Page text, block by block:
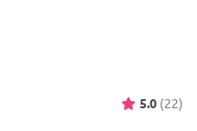
5.0 (22)